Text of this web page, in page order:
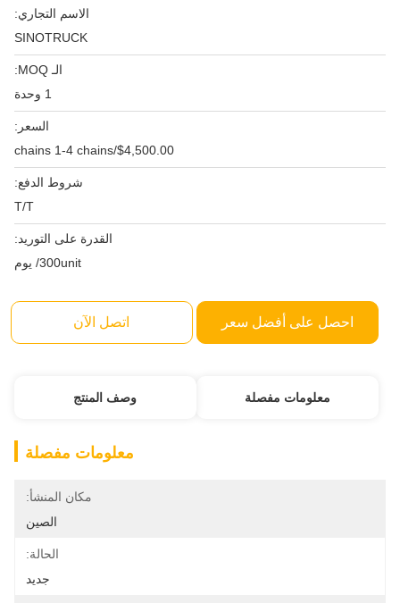
الاسم التجاري:
SINOTRUCK
الـ MOQ:
1 وحدة
السعر:
$4,500.00/chains 1-4 chains
شروط الدفع:
T/T
القدرة على التوريد:
300unit/ يوم
احصل على أفضل سعر اتصل الآن
معلومات مفصلة وصف المنتج
معلومات مفصلة
مكان المنشأ:
الصين
الحالة:
جديد